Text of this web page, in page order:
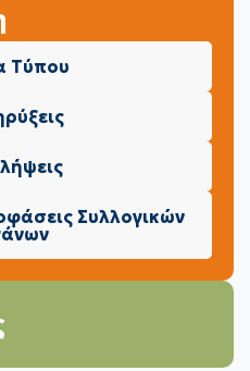
Τύπου
Συλλογικών